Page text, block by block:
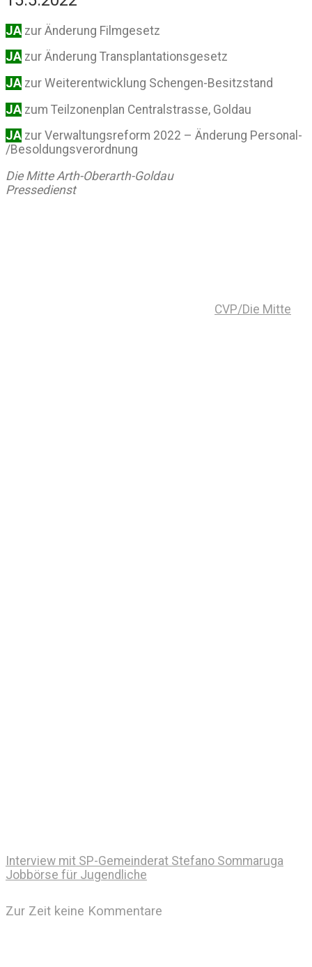
JA zur Änderung Filmgesetz
JA zur Änderung Transplantationsgesetz
JA zur Weiterentwicklung Schengen-Besitzstand
JA zum Teilzonenplan Centralstrasse, Goldau
JA zur Verwaltungsreform 2022 – Änderung Personal-
/Besoldungsverordnung
Die Mitte Arth-Oberarth-Goldau
Pressedienst
CVP/Die Mitte
Interview mit SP-Gemeinderat Stefano Sommaruga
Jobbörse für Jugendliche
Zur Zeit keine Kommentare